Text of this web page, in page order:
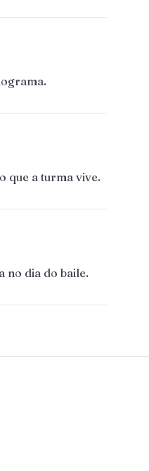
que a turma vive.
no dia do baile.